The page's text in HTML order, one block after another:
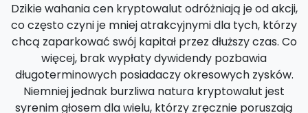
Dzikie wahania cen kryptowalut odróżniają je od akcji,
co często czyni je mniej atrakcyjnymi dla tych, którzy
chcą zaparkować swój kapitał przez dłuższy czas. Co
więcej, brak wypłaty dywidendy pozbawia
długoterminowych posiadaczy okresowych zysków.
Niemniej jednak burzliwa natura kryptowalut jest
syrenim głosem dla wielu, którzy zręcznie poruszają